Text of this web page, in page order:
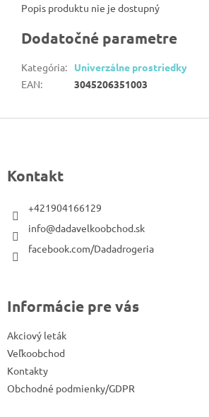
Popis produktu nie je dostupný
Dodatočné parametre
Kategória:
Univerzálne prostriedky
EAN: 3045206351003
Z
p
äKontakt
+421904166129
info@dadavelkoobchod.sk
facebook.com/Dadadrogeria
Informácie pre vás
Akciový leták
Veľkoobchod
Kontakty
Obchodné podmienky/GDPR